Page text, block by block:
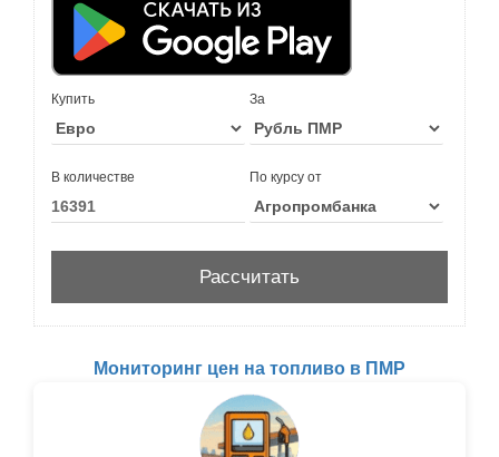
Купить За
В количестве По курсу от
Мониторинг цен на топливо в ПМР